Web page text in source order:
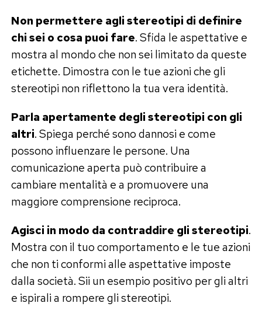
Non permettere agli stereotipi di definire
chi sei o cosa puoi fare. Sfida le aspettative e
mostra al mondo che non sei limitato da queste
etichette. Dimostra con le tue azioni che gli
stereotipi non riflettono la tua vera identità.
Parla apertamente degli stereotipi con gli
altri. Spiega perché sono dannosi e come
possono influenzare le persone. Una
comunicazione aperta può contribuire a
cambiare mentalità e a promuovere una
maggiore comprensione reciproca.
Agisci in modo da contraddire gli stereotipi.
Mostra con il tuo comportamento e le tue azioni
che non ti conformi alle aspettative imposte
dalla società. Sii un esempio positivo per gli altri
e ispirali a rompere gli stereotipi.